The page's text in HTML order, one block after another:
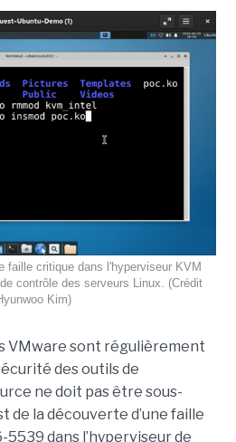
faille critique dans l'hyperviseur KVM
contrôle des serveurs Linux. (Crédit
Kim)
VMware sont régulièrement
des outils de
ne doit pas être sous-
de la découverte d’une faille
dans l’hyperviseur de